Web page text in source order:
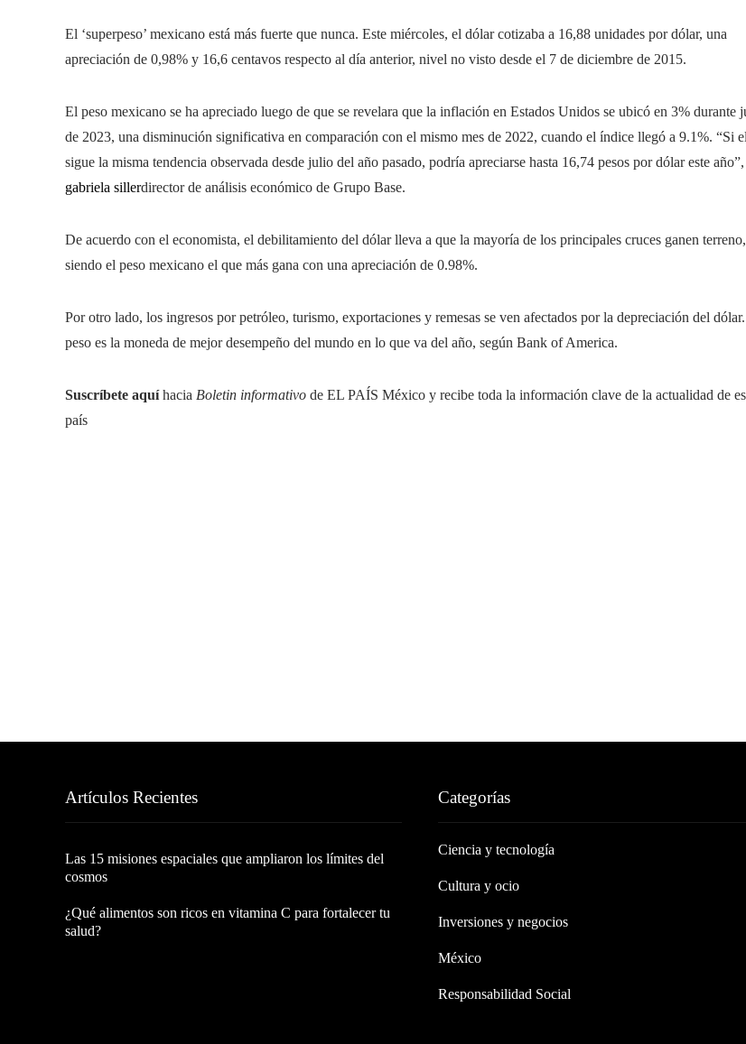
El ‘superpeso’ mexicano está más fuerte que nunca. Este miércoles, el dólar cotizaba a 16,88 unidades por dólar, una
apreciación de 0,98% y 16,6 centavos respecto al día anterior, nivel no visto desde el 7 de diciembre de 2015.
El peso mexicano se ha apreciado luego de que se revelara que la inflación en Estados Unidos se ubicó en 3% durante
de 2023, una disminución significativa en comparación con el mismo mes de 2022, cuando el índice llegó a 9.1%. “Si
sigue la misma tendencia observada desde julio del año pasado, podría apreciarse hasta 16,74 pesos por dólar este
gabriela sillerdirector de análisis económico de Grupo Base.
De acuerdo con el economista, el debilitamiento del dólar lleva a que la mayoría de los principales cruces ganen terreno,
siendo el peso mexicano el que más gana con una apreciación de 0.98%.
Por otro lado, los ingresos por petróleo, turismo, exportaciones y remesas se ven afectados por la depreciación del
peso es la moneda de mejor desempeño del mundo en lo que va del año, según Bank of America.
Suscríbete aquí hacia Boletin informativo de EL PAÍS México y recibe toda la información clave de la actualidad de
país
Artículos Recientes
Las 15 misiones espaciales que ampliaron los límites del
cosmos
¿Qué alimentos son ricos en vitamina C para fortalecer tu
salud?
Categorías
Ciencia y tecnología
Cultura y ocio
Inversiones y negocios
México
Responsabilidad Social